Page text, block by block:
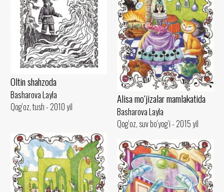
Oltin shahzoda
Basharova Layla
Qog‘oz, tush - 2010 yil
Alisa mo‘jizalar mamlakatida
Basharova Layla
Qog‘oz, suv bo‘yog‘i - 2015 yil